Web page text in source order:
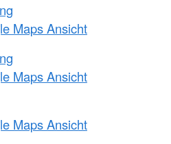
Maps Ansicht
Maps Ansicht
Maps Ansicht